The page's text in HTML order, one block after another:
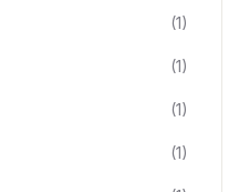
(1)
(1)
(1)
(1)